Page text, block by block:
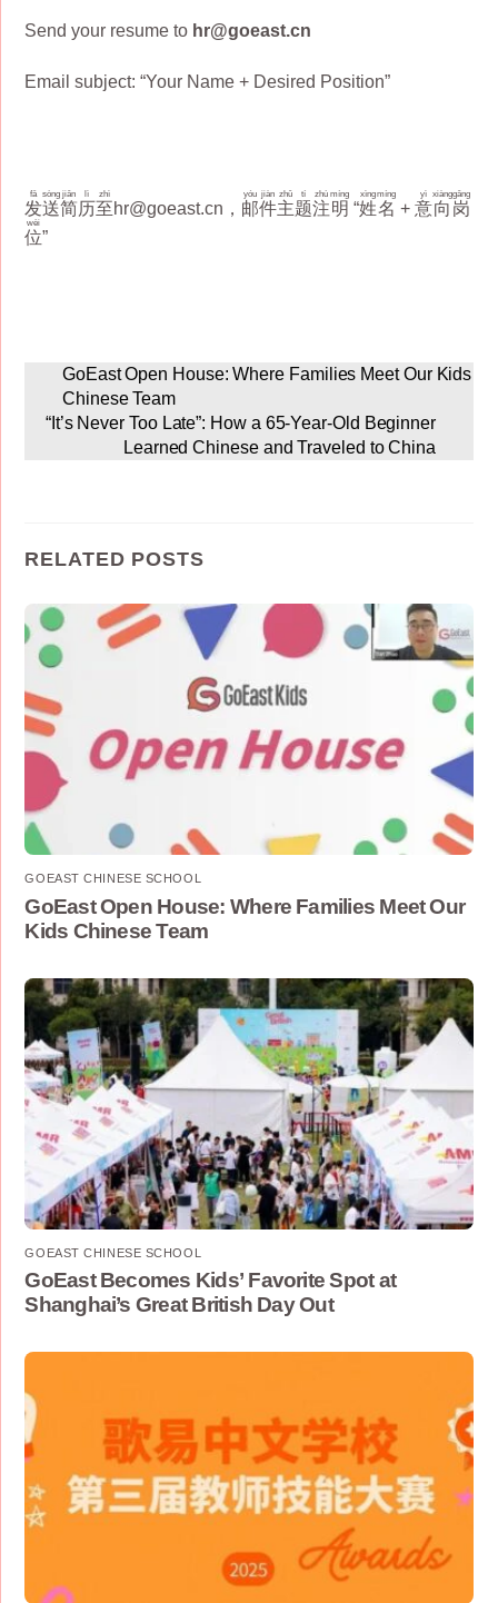
Send your resume to hr@goeast.cn
Email subject: “Your Name + Desired Position”
发
fā
送
sòng
简
jiǎn
历
lì
至
zhì
hr@goeast.cn， 邮
yóu
件
jiàn
主
zhǔ
题
tí
注
zhù
明
míng
“姓
xìng
名
míng
+意
yì
向
xiàng
岗
gǎng
位
wèi
”
GoEast Open House: Where Families Meet Our Kids
Chinese Team
“It’s Never Too Late”: How a 65-Year-Old Beginner
Learned Chinese and Traveled to China
RELATED POSTS
GOEAST CHINESE SCHOOL
GoEast Open House: Where Families Meet Our
Kids Chinese Team
GOEAST CHINESE SCHOOL
GoEast Becomes Kids’ Favorite Spot at
Shanghai’s Great British Day Out